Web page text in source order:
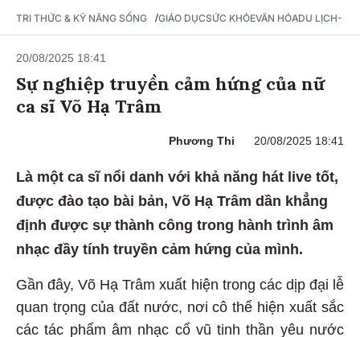
TRI THỨC & KỸ NĂNG SỐNG /GIÁO DỤCSỨC KHỎEVĂN HÓADU LỊCH-
20/08/2025 18:41
Sự nghiệp truyền cảm hứng của nữ
ca sĩ Võ Hạ Trâm
Phương Thi 20/08/2025 18:41
Là một ca sĩ nổi danh với khả năng hát live tốt,
được đào tạo bài bản, Võ Hạ Trâm dần khẳng
định được sự thành công trong hành trình âm
nhạc đầy tính truyền cảm hứng của mình.
Gần đây, Võ Hạ Trâm xuất hiện trong các dịp đại lễ
quan trọng của đất nước, nơi cô thể hiện xuất sắc
các tác phẩm âm nhạc cổ vũ tinh thần yêu nước